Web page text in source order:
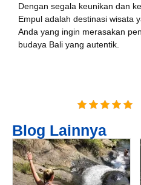
Dengan segala keunikan dan
Empul adalah destinasi wisata
Anda yang ingin merasakan
budaya Bali yang autentik.
Blog Lainnya
Tipe Sewa*
Tgl Selesai*